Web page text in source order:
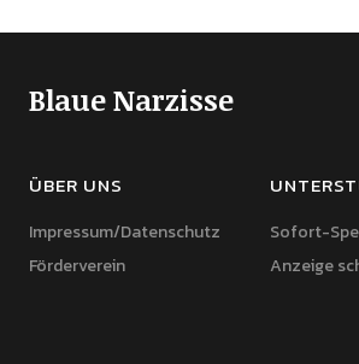
Blaue Narzisse
ÜBER UNS
Impressum/Datenschutz
Förderverein
Sofort-
Anzeige